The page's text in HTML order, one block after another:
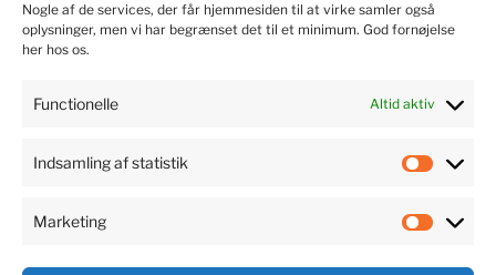
Nogle af de services, der får hjemmesiden til at virke samler også
oplysninger, men vi har begrænset det til et minimum. God fornøjelse
her hos os.
Functionelle Altid aktiv
Indsamling af statistik
Marketing
KONTAKT JOURNALIST